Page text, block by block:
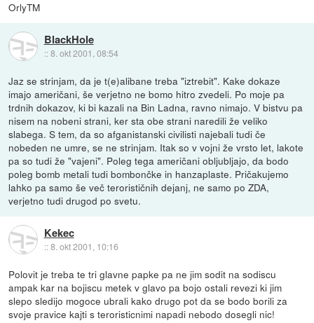
OrlyTM
BlackHole
::8. okt 2001, 08:54
Jaz se strinjam, da je t(e)alibane treba "iztrebit". Kake dokaze
imajo američani, še verjetno ne bomo hitro zvedeli. Po moje pa
trdnih dokazov, ki bi kazali na Bin Ladna, ravno nimajo. V bistvu pa
nisem na nobeni strani, ker sta obe strani naredili že veliko
slabega. S tem, da so afganistanski civilisti najebali tudi če
nobeden ne umre, se ne strinjam. Itak so v vojni že vrsto let, lakote
pa so tudi že "vajeni". Poleg tega američani obljubljajo, da bodo
poleg bomb metali tudi bombončke in hanzaplaste. Pričakujemo
lahko pa samo še več terorističnih dejanj, ne samo po ZDA,
verjetno tudi drugod po svetu.
Kekec
::8. okt 2001, 10:16
Polovit je treba te tri glavne papke pa ne jim sodit na sodiscu
ampak kar na bojiscu metek v glavo pa bojo ostali revezi ki jim
slepo sledijo mogoce ubrali kako drugo pot da se bodo borili za
svoje pravice kajti s teroristicnimi napadi nebodo dosegli nic!